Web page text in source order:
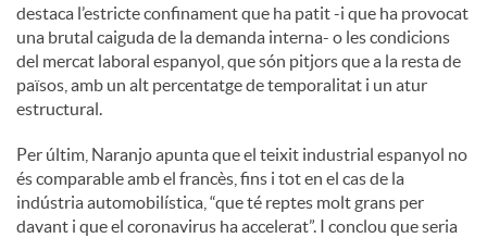
t
i
n
destaca l’estricte confinament que ha patit -i que ha provocat
una brutal caiguda de la demanda interna- o les condicions
del mercat laboral espanyol, que són pitjors que a la resta de
països, amb un alt percentatge de temporalitat i un atur
estructural.
Per últim, Naranjo apunta que el teixit industrial espanyol no
és comparable amb el francès, fins i tot en el cas de la
indústria automobilística, “que té reptes molt grans per
davant i que el coronavirus ha accelerat”. I conclou que seria